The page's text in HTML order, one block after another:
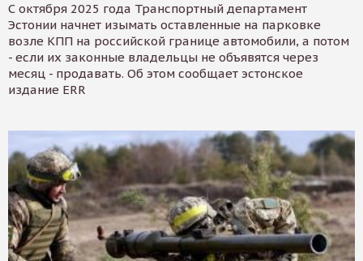
С октября 2025 года Транспортный департамент
Эстонии начнет изымать оставленные на парковке
возле КПП на российской границе автомобили, а потом
- если их законные владельцы не объявятся через
месяц - продавать. Об этом сообщает эстонское
издание ERR